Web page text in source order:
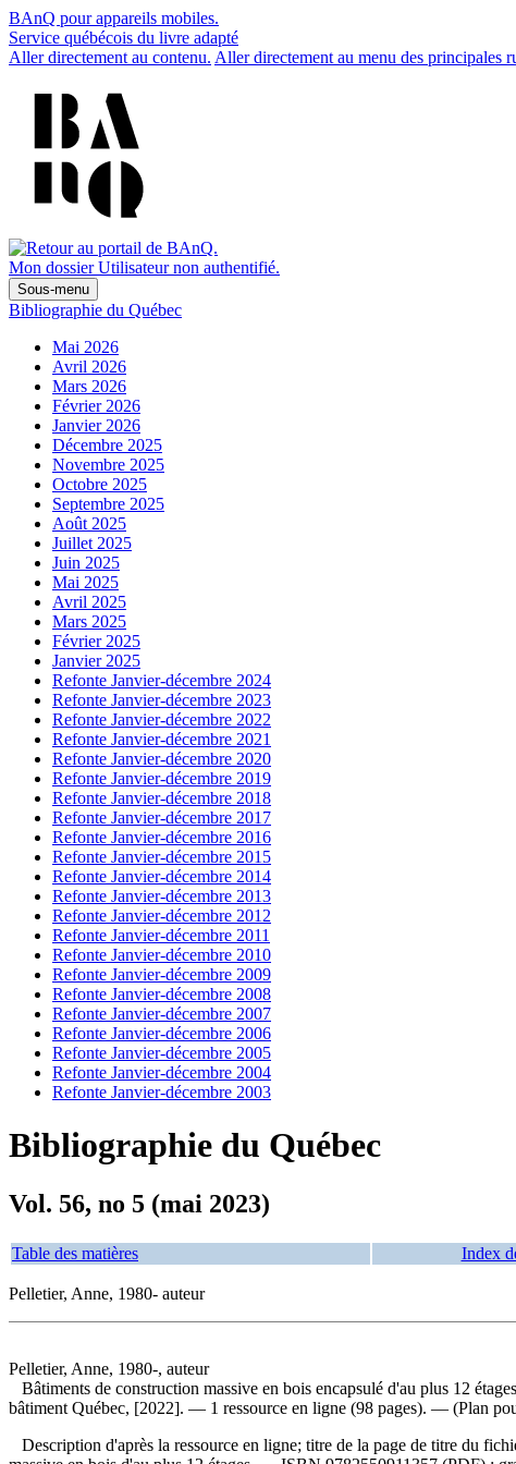
BAnQ pour appareils mobiles.
Service québécois du livre adapté
Aller directement au contenu. Aller directement au menu des principales
Mon dossier Utilisateur non authentifié.
Sous-menu
Bibliographie du Québec
Mai 2026
Avril 2026
Mars 2026
Février 2026
Janvier 2026
Décembre 2025
Novembre 2025
Octobre 2025
Septembre 2025
Août 2025
Juillet 2025
Juin 2025
Mai 2025
Avril 2025
Mars 2025
Février 2025
Janvier 2025
Refonte Janvier-décembre 2024
Refonte Janvier-décembre 2023
Refonte Janvier-décembre 2022
Refonte Janvier-décembre 2021
Refonte Janvier-décembre 2020
Refonte Janvier-décembre 2019
Refonte Janvier-décembre 2018
Refonte Janvier-décembre 2017
Refonte Janvier-décembre 2016
Refonte Janvier-décembre 2015
Refonte Janvier-décembre 2014
Refonte Janvier-décembre 2013
Refonte Janvier-décembre 2012
Refonte Janvier-décembre 2011
Refonte Janvier-décembre 2010
Refonte Janvier-décembre 2009
Refonte Janvier-décembre 2008
Refonte Janvier-décembre 2007
Refonte Janvier-décembre 2006
Refonte Janvier-décembre 2005
Refonte Janvier-décembre 2004
Refonte Janvier-décembre 2003
Bibliographie du Québec
Vol. 56, no 5 (mai 2023)
Table des matières Index
Pelletier, Anne, 1980- auteur
Pelletier, Anne, 1980-, auteur
Bâtiments de construction massive en bois encapsulé d'au plus 12
bâtiment Québec, [2022]. — 1 ressource en ligne (98 pages). — (Plan
Description d'après la ressource en ligne; titre de la page de titre du